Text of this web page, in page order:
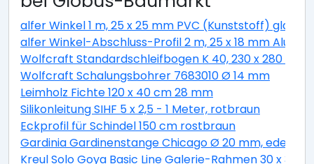
alfer Winkel 1 m, 25 x 25 mm PVC (Kunststoff) glatt
alfer Winkel-Abschluss-Profil 2 m, 25 x 18 mm
Wolfcraft Standardschleifbogen K 40, 230 x 280 cm
Wolfcraft Schalungsbohrer 7683010 Ø 14 mm
Leimholz Fichte 120 x 40 cm 28 mm
Silikonleitung SIHF 5 x 2,5 - 1 Meter, rotbraun
Eckprofil für Schindel 150 cm rostbraun
Gardinia Gardinenstange Chicago Ø 20 mm,
Kreul Solo Goya Basic Line Galerie-Rahmen 30 x 30